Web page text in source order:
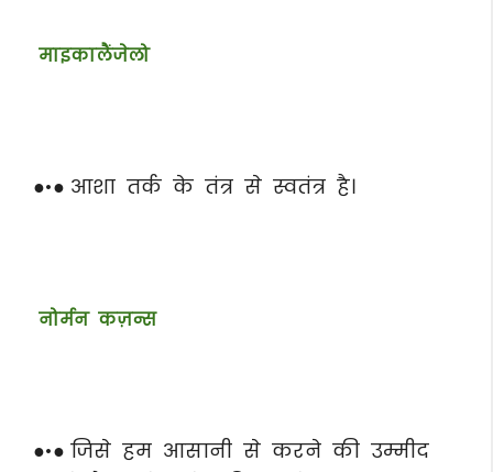
माइकालैंजेलो
●•● आशा तर्क के तंत्र से स्वतंत्र है।
नोर्मन कज़न्स
●•● जिसे हम आसानी से करने की उम्मीद